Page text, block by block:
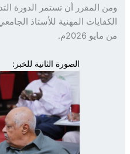
المقرر أن تستمر الدورة التدريبية
2026م.
الصورة الثانية للخبر: